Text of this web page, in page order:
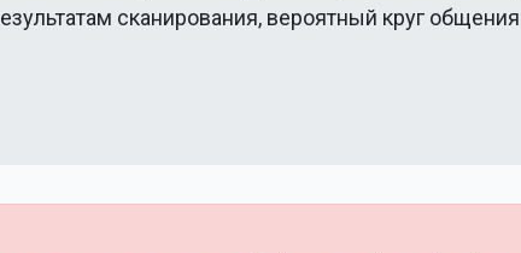
сканирования, вероятный круг